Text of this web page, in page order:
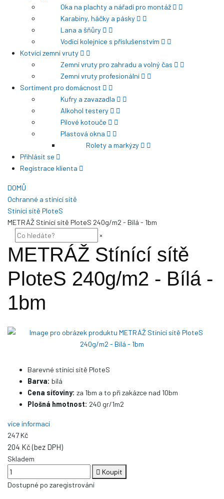
Oka na plachty a nářadí pro montáž
Karabiny, háčky a pásky
Lana a šňůry
Vodící kolejnice s příslušenstvím
Kotvící zemní vruty
Zemní vruty pro zahradu a volný čas
Zemní vruty profesionální
Sortiment pro domácnost
Kufry a zavazadla
Alkohol testery
Pilové kotouče
Plastová okna
Rolety a markýzy
Přihlásit se
Registrace klienta
DOMŮ
Ochranné a stínící sítě
Stínící sítě PloteS
METRÁŽ Stínící sítě PloteS 240g/m2 - Bílá - 1bm
×
METRÁŽ Stínící sítě
PloteS 240g/m2 - Bílá -
1bm
Barevné stínící sítě PloteS
Barva: bílá
Cena síťoviny: za 1bm a to při zakázce nad 10bm
Plošná hmotnost: 240 gr/1m2
více informací
247 Kč
204 Kč (bez DPH)
Skladem
Koupit
Dostupné po zaregistrování